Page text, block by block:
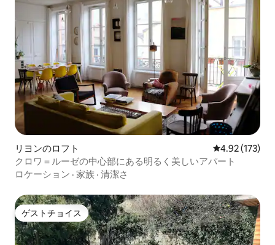
リヨンのロフト レビュー173
4.92 (173)
クロワ＝ルーゼの中心部にある明るく美しいアパート
ロケーション · 家族 · 清潔さ
ゲストチョイス
ゲストチョイス